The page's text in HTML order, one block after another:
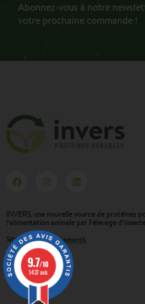
Abonnez-vous à notre
votre prochaine commande !
INVERS, une nouvelle source de protéines
l’alimentation animale par l’élevage
Site internet parLamarck
9.7/10
1437 avis